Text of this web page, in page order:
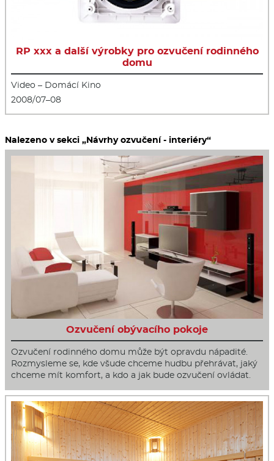
RP xxx a další výrobky pro ozvučení rodinného
domu
Video – Domácí Kino
2008/07–08
Nalezeno v sekci „Návrhy ozvučení - interiéry“
Ozvučení obývacího pokoje
Ozvučení rodinného domu může být opravdu nápadité.
Rozmysleme se, kde všude chceme hudbu přehrávat, jaký
chceme mít komfort, a kdo a jak bude ozvučení ovládat.